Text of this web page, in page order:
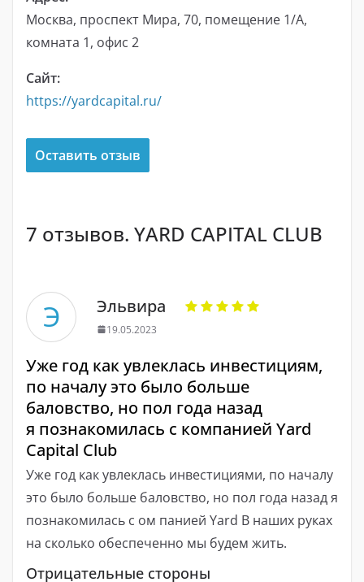
Москва, проспект Мира, 70, помещение 1/А,
комната 1, офис 2
Сайт:
https://yardcapital.ru/
Оставить отзыв
7 отзывов. YARD CAPITAL CLUB
Э Эльвира
19.05.2023
Уже год как увлеклась инвестициям,
по началу это было больше
баловство, но пол года назад
я познакомилась с компанией Yard
Capital Club
Уже год как увлеклась инвестициями, по началу
это было больше баловство, но пол года назад я
познакомилась с ом панией Yard В наших руках
на сколько обеспеченно мы будем жить.
Отрицательные стороны